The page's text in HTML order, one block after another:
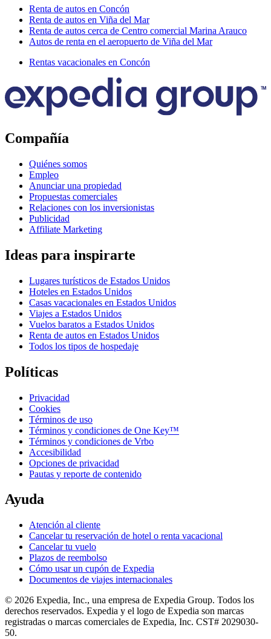
Renta de autos en Concón
Renta de autos en Viña del Mar
Renta de autos cerca de Centro comercial Marina Arauco
Autos de renta en el aeropuerto de Viña del Mar
Rentas vacacionales en Concón
Compañía
Quiénes somos
Empleo
Anunciar una propiedad
Propuestas comerciales
Relaciones con los inversionistas
Publicidad
Affiliate Marketing
Ideas para inspirarte
Lugares turísticos de Estados Unidos
Hoteles en Estados Unidos
Casas vacacionales en Estados Unidos
Viajes a Estados Unidos
Vuelos baratos a Estados Unidos
Renta de autos en Estados Unidos
Todos los tipos de hospedaje
Políticas
Privacidad
Cookies
Términos de uso
Términos y condiciones de One Key™
Términos y condiciones de Vrbo
Accesibilidad
Opciones de privacidad
Pautas y reporte de contenido
Ayuda
Atención al cliente
Cancelar tu reservación de hotel o renta vacacional
Cancelar tu vuelo
Plazos de reembolso
Cómo usar un cupón de Expedia
Documentos de viajes internacionales
© 2026 Expedia, Inc., una empresa de Expedia Group. Todos los
derechos reservados. Expedia y el logo de Expedia son marcas
registradas o marcas comerciales de Expedia, Inc. CST# 2029030-
50.